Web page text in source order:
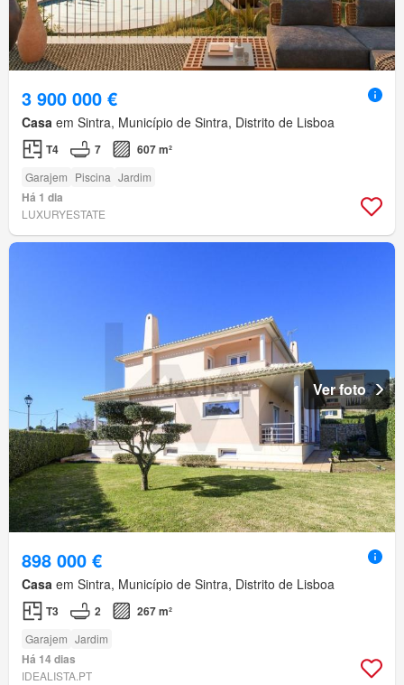
3 900 000 €
Casa em Sintra, Município de Sintra, Distrito de Lisboa
T4 7 607 m²
Garajem Piscina Jardim
Há 1 dia
LUXURYESTATE
Ver foto
898 000 €
Casa em Sintra, Município de Sintra, Distrito de Lisboa
T3 2 267 m²
Garajem Jardim
Há 14 dias
IDEALISTA.PT